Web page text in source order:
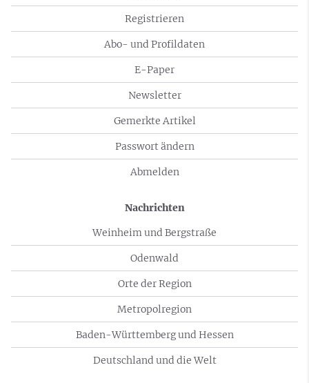
Registrieren
Abo- und Profildaten
E-Paper
Newsletter
Gemerkte Artikel
Passwort ändern
Abmelden
Nachrichten
Weinheim und Bergstraße
Odenwald
Orte der Region
Metropolregion
Baden-Württemberg und Hessen
Deutschland und die Welt